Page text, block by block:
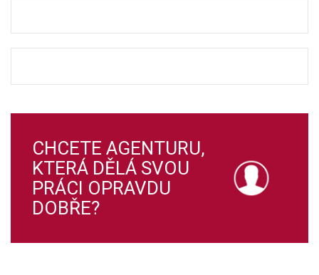
CHCETE AGENTURU,
KTERÁ DĚLÁ SVOU
PRÁCI OPRAVDU
DOBŘE?